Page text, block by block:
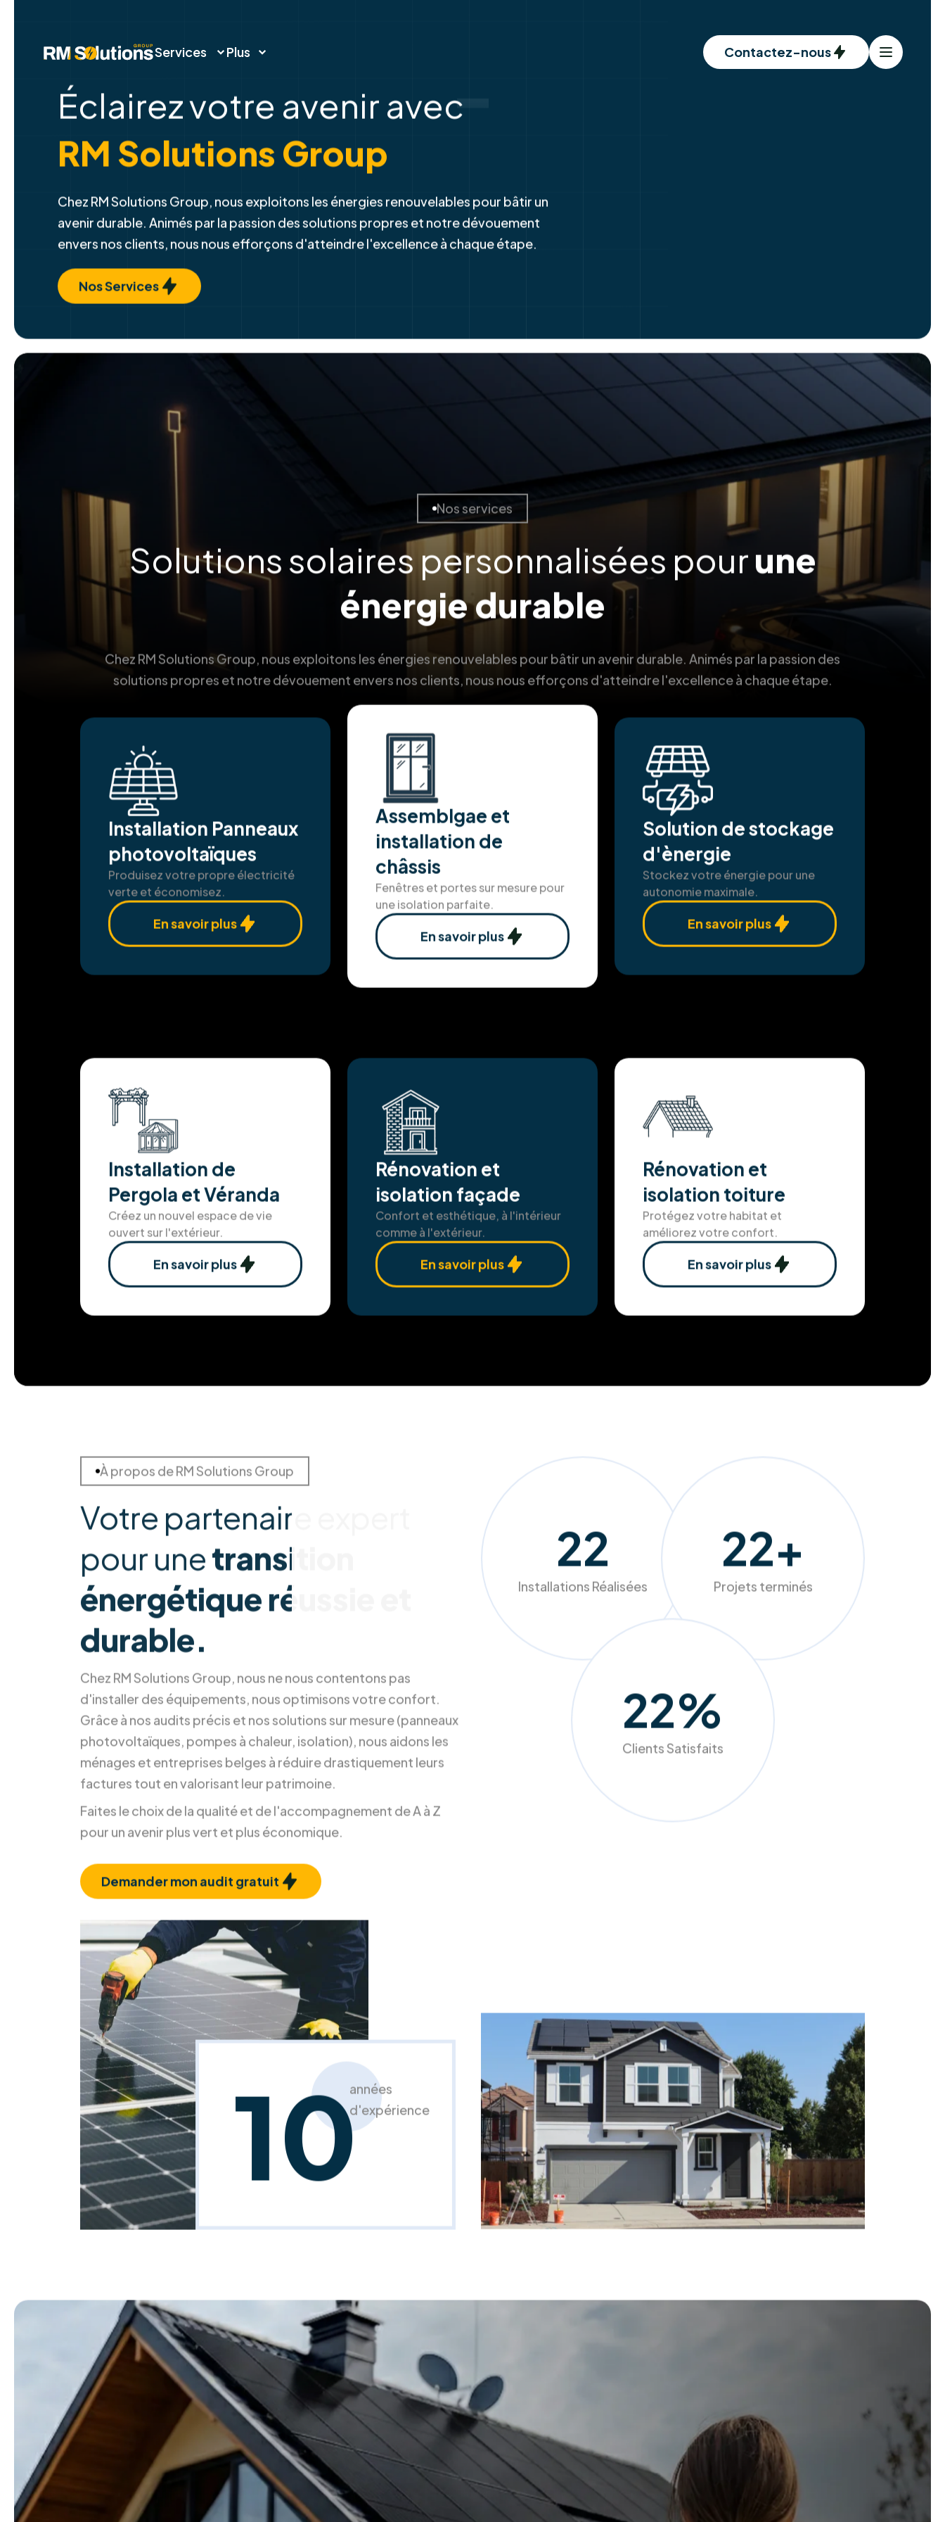
Services Plus Contactez-nous
-
Éclairez votre avenir avec
RM Solutions Group
Chez RM Solutions Group, nous exploitons les énergies renouvelables pour bâtir un
avenir durable. Animés par la passion des solutions propres et notre dévouement
Nos Services
Nos services
Solutions solaires personnalisées pour une
énergie durable
Chez RM Solutions Group, nous exploitons les énergies renouvelables pour bâtir un avenir durable. Animés par la passion des
Installation Panneaux
photovoltaïques
Produisez votre propre électricité
verte et économisez.
Assemblgae et
installation de
châssis
Fenêtres et portes sur mesure pour
une isolation parfaite.
Solution de stockage
d'ènergie
Stockez votre énergie pour une
autonomie maximale.
Installation de
Pergola et Véranda
Créez un nouvel espace de vie
ouvert sur l'extérieur.
Rénovation et
isolation façade
Confort et esthétique, à l'intérieur
comme à l'extérieur.
Rénovation et
isolation toiture
Protégez votre habitat et
améliorez votre confort.
À propos de RM Solutions Group
Votre partenaire expert
pour une transition
énergétique réussie et
durable.
Chez RM Solutions Group, nous ne nous contentons pas
d'installer des équipements, nous optimisons votre confort.
Grâce à nos audits précis et nos solutions sur mesure (panneaux
photovoltaïques, pompes à chaleur, isolation), nous aidons les
ménages et entreprises belges à réduire drastiquement leurs
Faites le choix de la qualité et de l'accompagnement de A à Z
Demander mon audit gratuit
10années
d'expérience
207 207+
98%